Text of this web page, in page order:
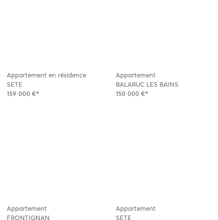
Appartement en résidence
SETE
159 000 €*
Appartement
BALARUC LES BAINS
150 000 €*
Appartement
FRONTIGNAN
Appartement
SETE